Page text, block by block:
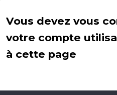
Vous devez vous
votre compte
à cette page